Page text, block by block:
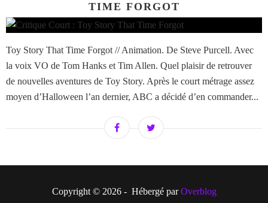
TIME FORGOT
Toy Story That Time Forgot // Animation. De Steve Purcell. Avec
la voix VO de Tom Hanks et Tim Allen. Quel plaisir de retrouver
de nouvelles aventures de Toy Story. Après le court métrage assez
moyen d’Halloween l’an dernier, ABC a décidé d’en commander...
Copyright © 2026 - Hébergé parOverblog